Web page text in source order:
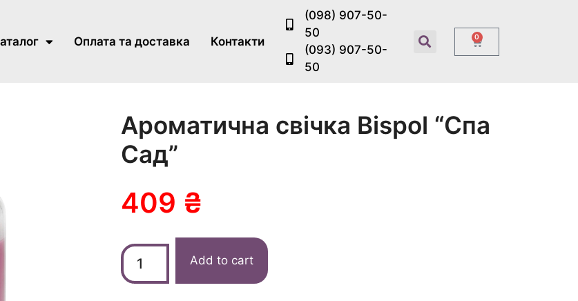
Оплата та доставка Контакти
(098) 907-50-
50
(093) 907-50-
50
0
Ароматична свічка Bispol “Спа
Сад”
409 ₴
Add to cart